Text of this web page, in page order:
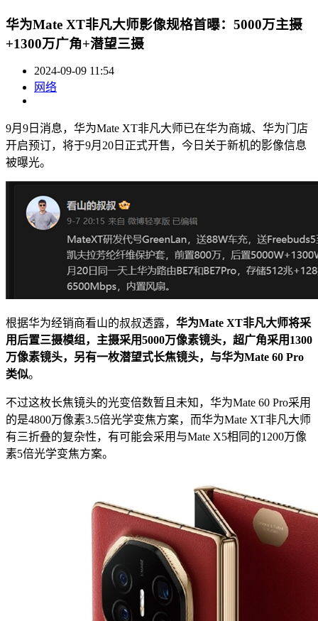
华为Mate XT非凡大师影像规格首曝：5000万主摄
+1300万广角+潜望三摄
2024-09-09 11:54
网络
9月9日消息，华为Mate XT非凡大师已在华为商城、华为门店
开启预订，将于9月20日正式开售，今日关于新机的影像信息
被曝光。
根据华为经销商看山的叔叔透露， 华为Mate XT非凡大师将采
用后置三摄模组，主摄采用5000万像素镜头，超广角采用1300
万像素镜头，另有一枚潜望式长焦镜头，与华为Mate 60 Pro
类似。
不过这枚长焦镜头的光变倍数暂且未知，华为Mate 60 Pro采用
的是4800万像素3.5倍光学变焦方案，而华为Mate XT非凡大师
有三折叠的复杂性，有可能会采用与Mate X5相同的1200万像
素5倍光学变焦方案。